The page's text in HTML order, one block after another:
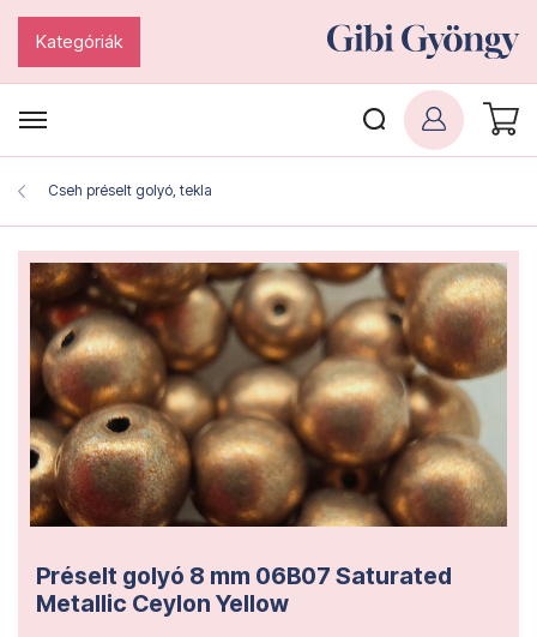
Kategóriák
Cseh préselt golyó, tekla
Préselt golyó 8 mm 06B07 Saturated
Metallic Ceylon Yellow